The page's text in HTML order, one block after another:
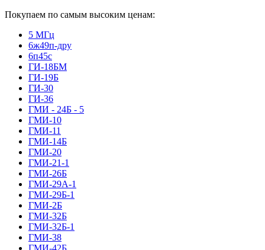
Покупаем по самым высоким ценам:
5 МГц
6ж49п-дру
6п45с
ГИ-18БМ
ГИ-19Б
ГИ-30
ГИ-36
ГМИ - 24Б - 5
ГМИ-10
ГМИ-11
ГМИ-14Б
ГМИ-20
ГМИ-21-1
ГМИ-26Б
ГМИ-29А-1
ГМИ-29Б-1
ГМИ-2Б
ГМИ-32Б
ГМИ-32Б-1
ГМИ-38
ГМИ-42Б